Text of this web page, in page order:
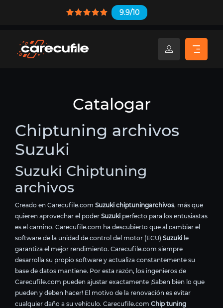
9.9/10
Catalogar
Chiptuning archivos
Suzuki
Suzuki Chiptuning
archivos
Creado en Carecufile.com Suzuki chiptuningarchivos, más que
quieren aprovechar el poder Suzuki perfecto para los entusiastas
es el camino. Carecufile.com ha descubierto que al cambiar el
software de la unidad de control del motor (ECU) Suzuki le
garantiza el mejor rendimiento. Carecufile.com siempre
desarrolla su propio software y actualiza constantemente su
base de datos mantiene. Por esta razón, los ingenieros de
Carecufile.com pueden ajustar exactamente ¡Saben bien lo que
pueden y deben hacer! El motivo de la renovación es evitar
cualquier daño a su vehículo. Carecufile.com Chip tuning